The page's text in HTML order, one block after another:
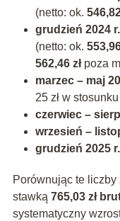
(netto: ok.
grudzień 2024
(netto: ok.
562,46 złpoza
marzec – maj
25 zł w
czerwiec –
wrzesień –
grudzień 2025
Porównując te
stawką 765,03 zł
systematyczny